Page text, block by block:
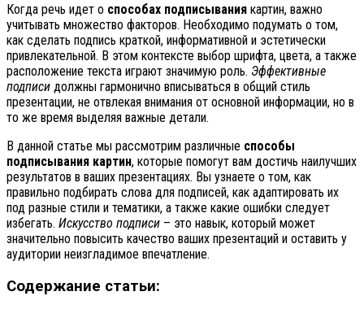
Когда речь идет о способах подписывания картин, важно
учитывать множество факторов. Необходимо подумать о том,
как сделать подпись краткой, информативной и эстетически
привлекательной. В этом контексте выбор шрифта, цвета, а также
расположение текста играют значимую роль. Эффективные
подписи должны гармонично вписываться в общий стиль
презентации, не отвлекая внимания от основной информации, но в
то же время выделяя важные детали.
В данной статье мы рассмотрим различные способы
подписывания картин, которые помогут вам достичь наилучших
результатов в ваших презентациях. Вы узнаете о том, как
правильно подбирать слова для подписей, как адаптировать их
под разные стили и тематики, а также какие ошибки следует
избегать. Искусство подписи – это навык, который может
значительно повысить качество ваших презентаций и оставить у
аудитории неизгладимое впечатление.
Содержание статьи: